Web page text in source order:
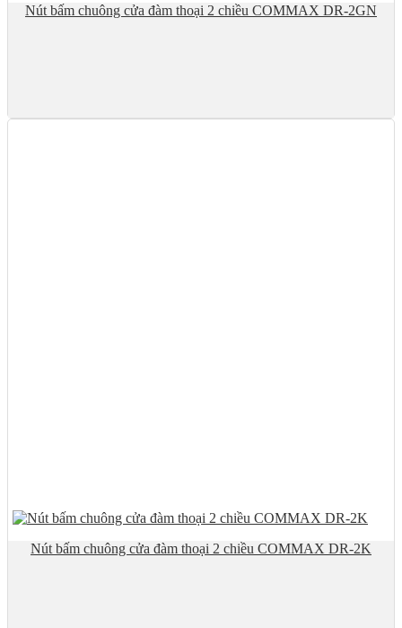
Nút bấm chuông cửa đàm thoại 2 chiều COMMAX DR-2GN
Nút bấm chuông cửa đàm thoại 2 chiều COMMAX DR-2K